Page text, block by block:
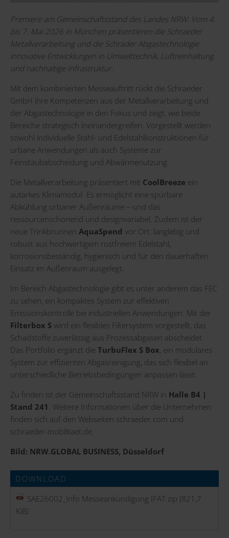
Premiere am Gemeinschaftsstand des Landes NRW: Vom 4.
bis 7. Mai 2026 in München präsentieren die Schraeder
Metallverarbeitung und die Schräder Abgastechnologie
innovative Entwicklungen in Umwelttechnik, Luftreinhaltung
und nachhaltige Infrastruktur.
Mit dem kombinierten Messeauftritt rückt die Schraeder
GmbH ihre Kompetenzen aus der Metallverarbeitung und
der Abgastechnologie in den Fokus und zeigt, wie beide
Bereiche strategisch ineinandergreifen. Vorgestellt werden
sowohl individuelle Stahl- und Edelstahlkonstruktionen für
urbane Anwendungen als auch Systeme zur
Feinstaubabscheidung und Abwärmenutzung.
Die Metallverarbeitung präsentiert mit CoolBreeze ein
autarkes Klimamodul. Es ermöglicht eine spürbare
Abkühlung urbaner Außenräume – und das
ressourcenschonend und designvariabel. Zudem ist der
neue Trinkbrunnen AquaSpend vor Ort: langlebig und
robust aus hochwertigem rostfreiem Edelstahl,
korrosionsbeständig, hygienisch und für den dauerhaften
Einsatz im Außenraum ausgelegt.
Im Bereich Abgastechnologie gibt es unter anderem das FEC
zu sehen, ein kompaktes System zur effektiven
Emissionskontrolle bei industriellen Anwendungen. Mit der
Filterbox S wird ein flexibles Filtersystem vorgestellt, das
Schadstoffe zuverlässig aus Prozessabgasen abscheidet.
Das Portfolio ergänzt die TurbuFlex S Box, ein modulares
System zur effizienten Abgasreinigung, das sich flexibel an
unterschiedliche Betriebsbedingungen anpassen lässt.
Zu finden ist der Gemeinschaftsstand NRW in Halle B4 |
Stand 241 . Weitere Informationen über die Unternehmen
finden sich auf den Webseiten schraeder.com und
schraeder-mobilitaet.de
Bild: NRW.GLOBAL BUSINESS, Düsseldorf
DOWNLOAD
SAE26002_Info Messeankündigung IFAT.zip (821,7
KiB)